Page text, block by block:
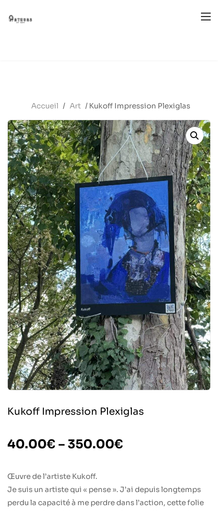
Accueil / Art / Kukoff Impression Plexiglas
Kukoff Impression Plexiglas
40.00€ – 350.00€
Œuvre de l’artiste Kukoff.
Je suis un artiste qui « pense ». J’ai depuis longtemps
perdu la capacité à me perdre dans l’action, cette folie